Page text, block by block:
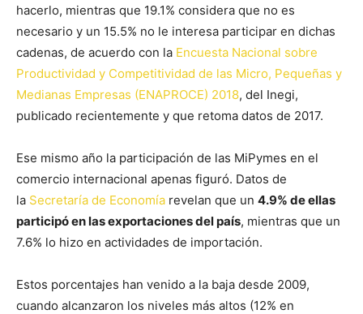
hacerlo, mientras que 19.1% considera que no es
necesario y un 15.5% no le interesa participar en dichas
cadenas, de acuerdo con la Encuesta Nacional sobre
Productividad y Competitividad de las Micro, Pequeñas y
Medianas Empresas (ENAPROCE) 2018, del Inegi,
publicado recientemente y que retoma datos de 2017.
Ese mismo año la participación de las MiPymes en el
comercio internacional apenas figuró. Datos de
la Secretaría de Economía revelan que un 4.9% de ellas
participó en las exportaciones del país, mientras que un
7.6% lo hizo en actividades de importación.
Estos porcentajes han venido a la baja desde 2009,
cuando alcanzaron los niveles más altos (12% en